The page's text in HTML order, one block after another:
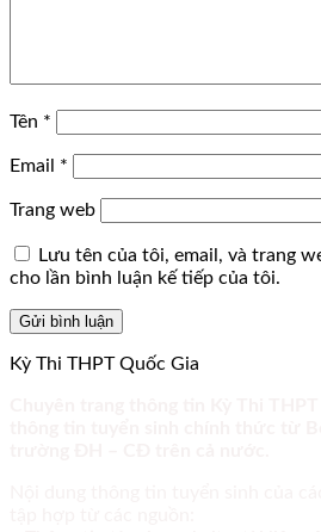
Tên *
Email *
Trang web
Lưu tên của tôi, email, và trang
cho lần bình luận kế tiếp của tôi.
Kỳ Thi THPT Quốc Gia